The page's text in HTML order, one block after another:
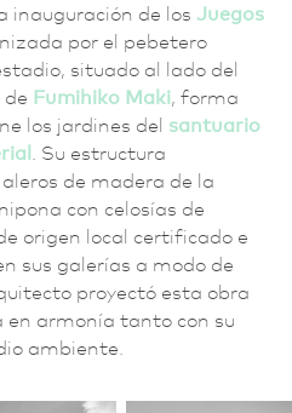
inauguración de los Juegos
por el pebetero
situado al lado del
Fumihiko Maki, forma
los jardines del santuario
. Su estructura
de madera de la
con celosías de
origen local certificado e
sus galerías a modo de
proyectó esta obra
en armonía tanto con su
ambiente.